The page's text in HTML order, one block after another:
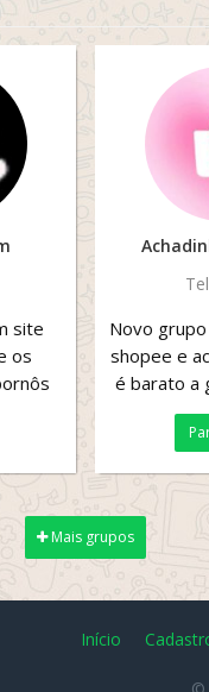
site
os
com
Novo
shopee e
é barato a
Grupo dos
Mais grupos
Início